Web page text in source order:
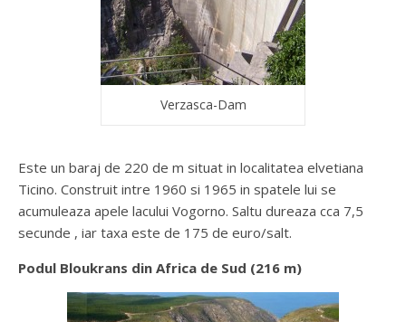
Verzasca-Dam
Este un baraj de 220 de m situat in localitatea elvetiana
Ticino. Construit intre 1960 si 1965 in spatele lui se
acumuleaza apele lacului Vogorno. Saltu dureaza cca 7,5
secunde , iar taxa este de 175 de euro/salt.
Podul Bloukrans din Africa de Sud (216 m)